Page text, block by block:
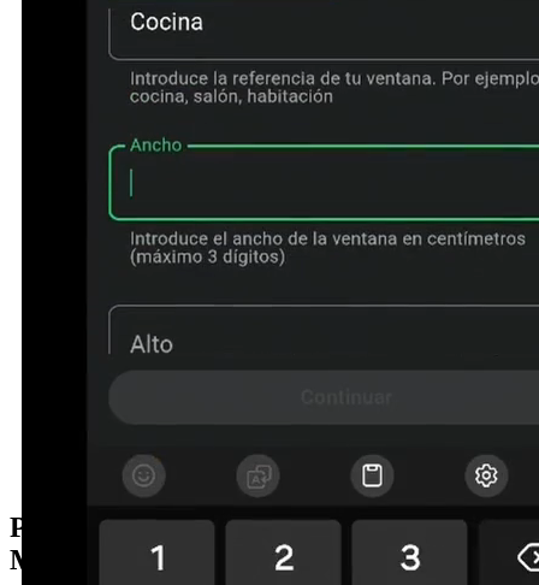
Precio puertas seccionales en Lloret de
Mar